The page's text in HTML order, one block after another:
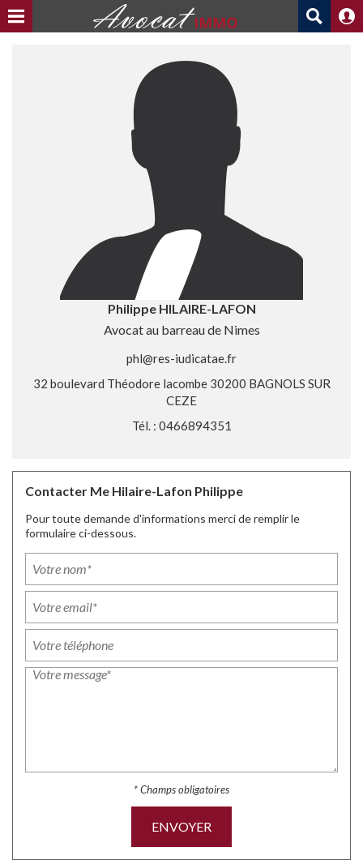
Philippe HILAIRE-LAFON
Avocat au barreau de Nimes
phl@res-iudicatae.fr
32 boulevard Théodore lacombe 30200 BAGNOLS SUR
CEZE
Tél. : 0466894351
Contacter Me Hilaire-Lafon Philippe
Pour toute demande d'informations merci de remplir le
formulaire ci-dessous.
* Champs obligatoires
ENVOYER